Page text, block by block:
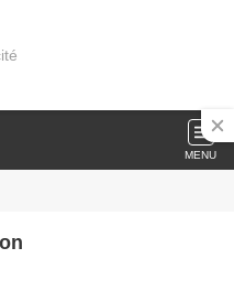
MENU